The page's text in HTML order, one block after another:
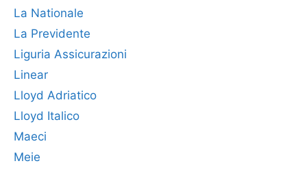
La Nationale
La Previdente
Liguria Assicurazioni
Linear
Lloyd Adriatico
Lloyd Italico
Maeci
Meie